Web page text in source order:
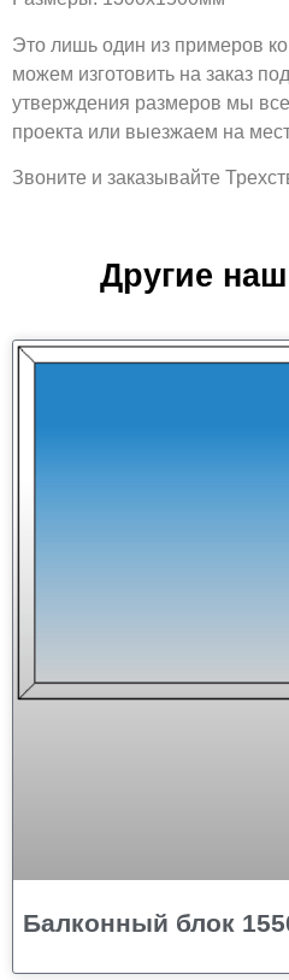
Это лишь один из примеров
можем изготовить на заказ
утверждения размеров мы
проекта или выезжаем на
Звоните и заказывайте
Другие
Балконный блок